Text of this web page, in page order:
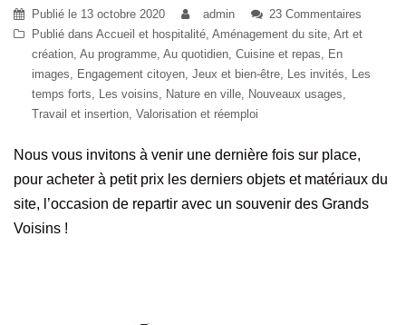
Publié le 13 octobre 2020 admin
23 Commentaires
Publié dans Accueil et hospitalité Aménagement du site Art et
création Au programme Au quotidien Cuisine et repas
En
images
Engagement citoyen Jeux et bien-être Les invités
Les
temps forts
Les voisins Nature en ville Nouveaux usages
Travail et insertion Valorisation et réemploi
Nous vous invitons à venir une dernière fois sur place,
pour acheter à petit prix les derniers objets et matériaux du
site, l’occasion de repartir avec un souvenir des Grands
Voisins !